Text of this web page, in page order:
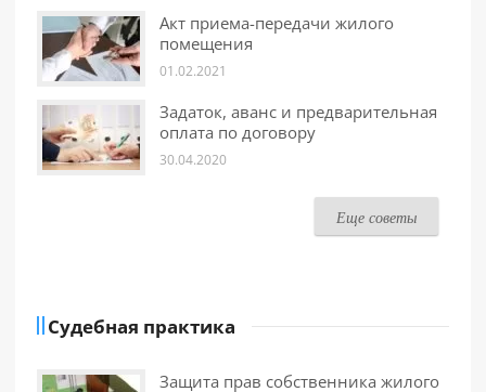
Акт приема-передачи жилого
помещения
01.02.2021
Задаток, аванс и предварительная
оплата по договору
30.04.2020
Еще советы
Судебная практика
Защита прав собственника жилого